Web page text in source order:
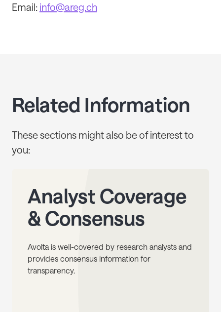
Email: info@areg.ch
Related Information
These sections might also be of interest to
you:
Analyst Coverage
& Consensus
Avolta is well-covered by research analysts and
provides consensus information for
transparency.